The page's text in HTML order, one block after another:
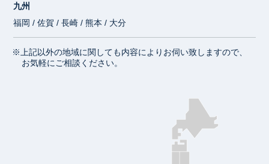
九州
福岡 / 佐賀 / 長崎 / 熊本 / 大分
※上記以外の地域に関しても内容によりお伺い致しますので、
お気軽にご相談ください。